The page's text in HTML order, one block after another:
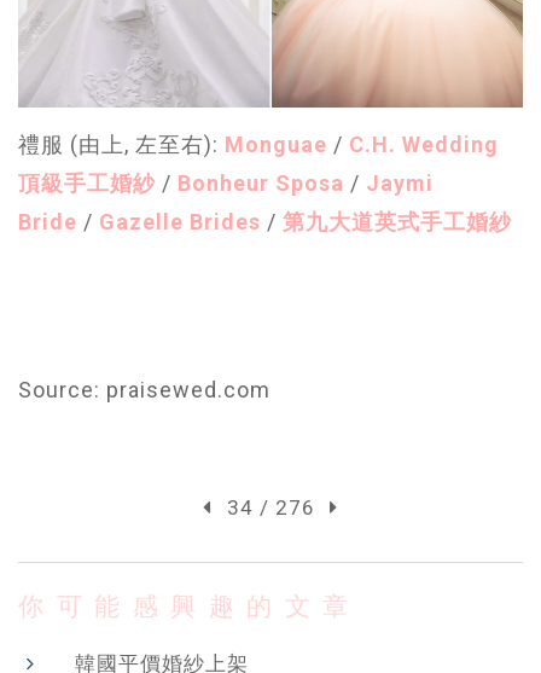
禮服 (由上, 左至右): Monguae / C.H. Wedding
頂級手工婚紗 / Bonheur Sposa / Jaymi
Bride / Gazelle Brides / 第九大道英式手工婚紗
Source: praisewed.com
34 / 276
你可能感興趣的文章
韓國平價婚紗上架